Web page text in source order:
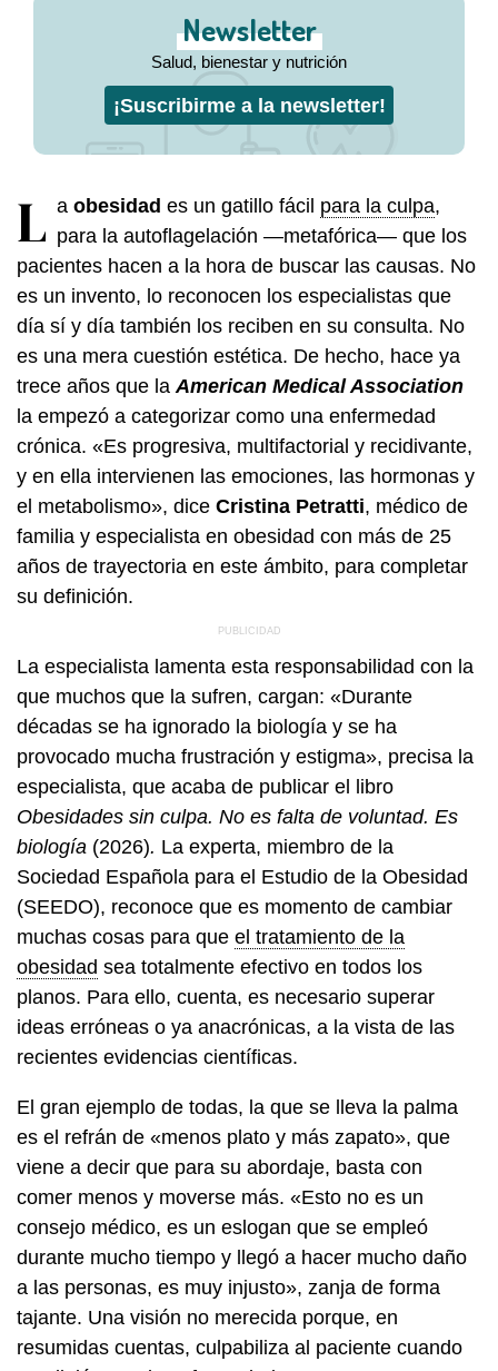
Newsletter
Salud, bienestar y nutrición
¡Suscribirme a la newsletter!
L a obesidad es un gatillo fácil para la culpa,
para la autoflagelación —metafórica— que los
pacientes hacen a la hora de buscar las causas. No
es un invento, lo reconocen los especialistas que
día sí y día también los reciben en su consulta. No
es una mera cuestión estética. De hecho, hace ya
trece años que la American Medical Association
la empezó a categorizar como una enfermedad
crónica. «Es progresiva, multifactorial y recidivante,
y en ella intervienen las emociones, las hormonas y
el metabolismo», dice Cristina Petratti, médico de
familia y especialista en obesidad con más de 25
años de trayectoria en este ámbito, para completar
su definición.
La especialista lamenta esta responsabilidad con la
que muchos que la sufren, cargan: «Durante
décadas se ha ignorado la biología y se ha
provocado mucha frustración y estigma», precisa la
especialista, que acaba de publicar el libro
Obesidades sin culpa. No es falta de voluntad. Es
biología (2026). La experta, miembro de la
Sociedad Española para el Estudio de la Obesidad
(SEEDO), reconoce que es momento de cambiar
muchas cosas para que el tratamiento de la
obesidad sea totalmente efectivo en todos los
planos. Para ello, cuenta, es necesario superar
ideas erróneas o ya anacrónicas, a la vista de las
recientes evidencias científicas.
El gran ejemplo de todas, la que se lleva la palma
es el refrán de «menos plato y más zapato», que
viene a decir que para su abordaje, basta con
comer menos y moverse más. «Esto no es un
consejo médico, es un eslogan que se empleó
durante mucho tiempo y llegó a hacer mucho daño
a las personas, es muy injusto», zanja de forma
tajante. Una visión no merecida porque, en
resumidas cuentas, culpabiliza al paciente cuando